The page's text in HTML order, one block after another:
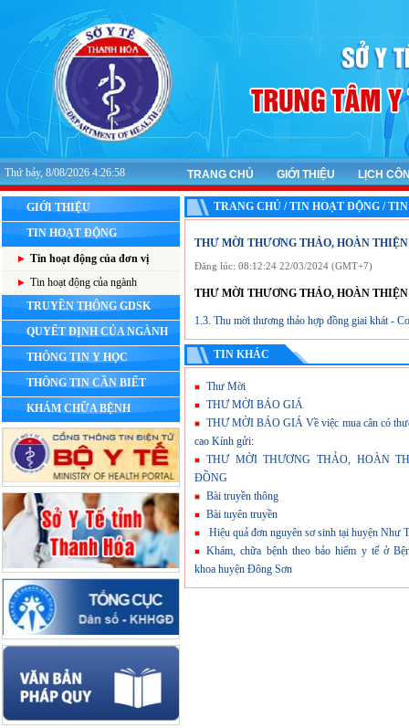
Thứ bảy, 8/08/2026 4:26:58 TRANG CHỦ GIỚI THIỆU LỊCH
GIỚI THIỆU
TIN HOẠT ĐỘNG
Tin hoạt động của đơn vị
Tin hoạt động của ngành
TRUYỀN THÔNG GDSK
QUYẾT ĐỊNH CỦA NGÀNH
THÔNG TIN Y HỌC
THÔNG TIN CẦN BIẾT
KHÁM CHỮA BỆNH
TRANG CHỦ / TIN HOẠT ĐỘNG /
THƯ MỜI THƯƠNG THẢO, HOÀN THIỆN
Đăng lúc: 08:12:24 22/03/2024 (GMT+7)
THƯ MỜI THƯƠNG THẢO, HOÀN THIỆN
1.3. Thu mời thương thảo hợp đồng giai khát -
TIN KHÁC
Thư Mời
THƯ MỜI BÁO GIÁ
THƯ MỜI BÁO GIÁ Về việc mua cân có
cao Kính gửi:
THƯ MỜI THƯƠNG THẢO, HOÀN
ĐỒNG
Bài truyền thông
Bài tuyên truyền
Hiệu quả đơn nguyên sơ sinh tại huyện Như
Khám, chữa bệnh theo bảo hiểm y tế ở
khoa huyện Đông Sơn